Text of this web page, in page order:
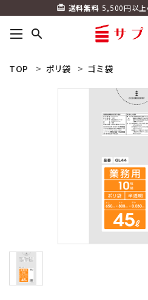
card_giftcard 送料無料 5,500円以上
search
ACCOUNT MENU
person 新規会
カテゴリーから探す
INFORMATION
TOP ポリ袋 ゴミ袋